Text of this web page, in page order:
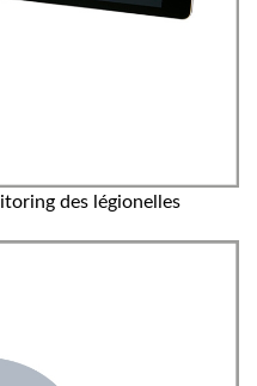
des légionelles